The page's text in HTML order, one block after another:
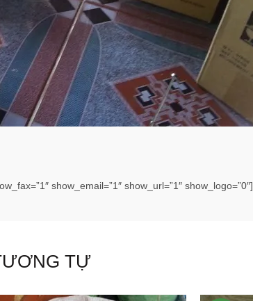
show_email=”1″ show_url=”1″ show_logo=”0″]
TỰ